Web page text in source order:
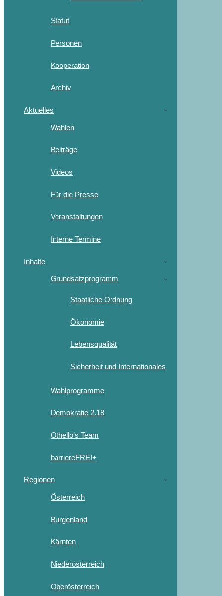
Statut
Personen
Kooperation
Archiv
Aktuelles
Wahlen
Beiträge
Videos
Für die Presse
Veranstaltungen
Interne Termine
Inhalte
Grundsatzprogramm
Staatliche Ordnung
Ökonomie
Lebensqualität
Sicherheit und Internationales
Wahlprogramme
Demokratie 2.18
Othello’s Team
barriereFREI+
Regionen
Österreich
Burgenland
Kärnten
Niederösterreich
Oberösterreich